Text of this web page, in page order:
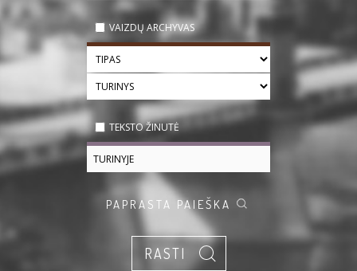
VAIZDŲ ARCHYVAS
TEKSTO ŽINUTĖ
PAPRASTA PAIEŠKA